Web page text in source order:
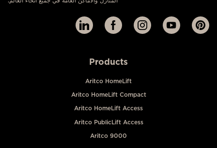
Products
Aritco HomeLift
Aritco HomeLift Compact
Aritco HomeLift Access
Aritco PublicLift Access
Aritco 9000